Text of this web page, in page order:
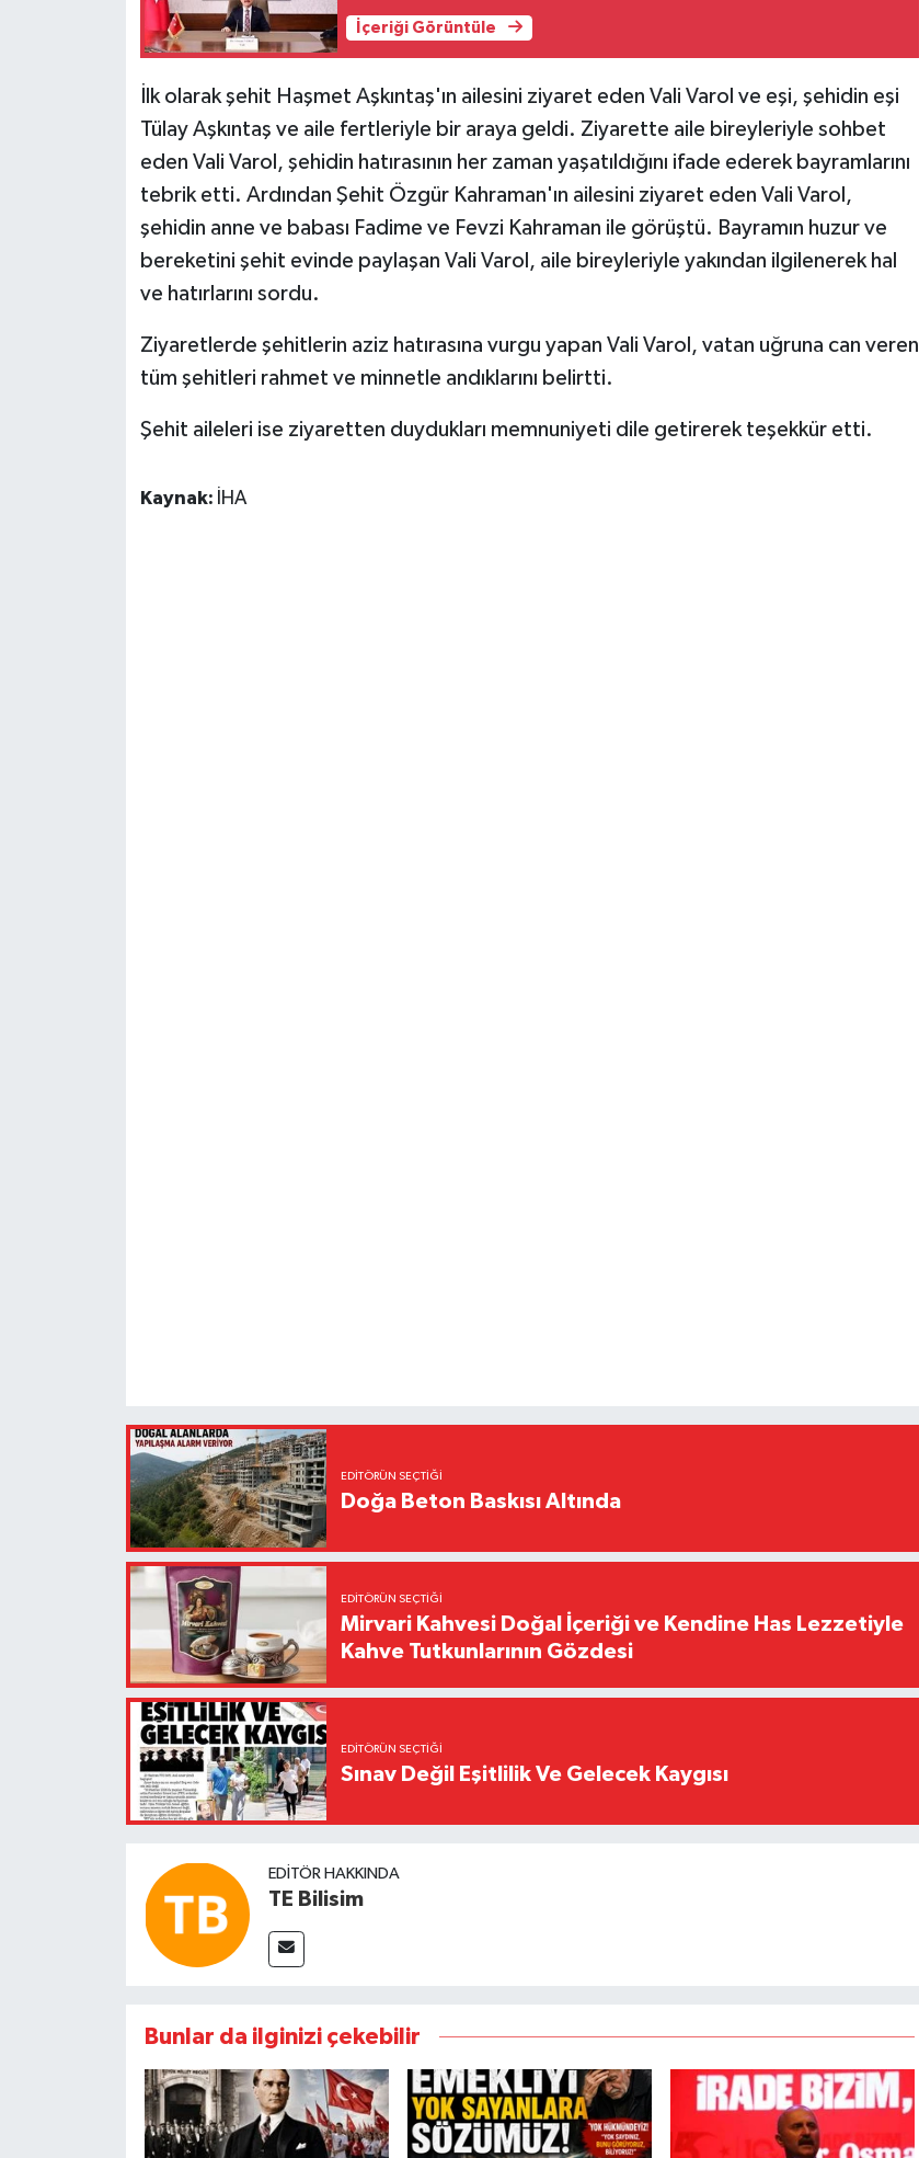
İçeriği Görüntüle
İlk olarak şehit Haşmet Aşkıntaş'ın ailesini ziyaret eden Vali Varol ve eşi, şehidin eşi
Tülay Aşkıntaş ve aile fertleriyle bir araya geldi. Ziyarette aile bireyleriyle sohbet
eden Vali Varol, şehidin hatırasının her zaman yaşatıldığını ifade ederek bayramlarını
tebrik etti. Ardından Şehit Özgür Kahraman'ın ailesini ziyaret eden Vali Varol,
şehidin anne ve babası Fadime ve Fevzi Kahraman ile görüştü. Bayramın huzur ve
bereketini şehit evinde paylaşan Vali Varol, aile bireyleriyle yakından ilgilenerek hal
ve hatırlarını sordu.
Ziyaretlerde şehitlerin aziz hatırasına vurgu yapan Vali Varol, vatan uğruna can veren
tüm şehitleri rahmet ve minnetle andıklarını belirtti.
Şehit aileleri ise ziyaretten duydukları memnuniyeti dile getirerek teşekkür etti.
Kaynak: İHA
EDITÖRÜN SEÇTIĞI
Doğa Beton Baskısı Altında
EDITÖRÜN SEÇTIĞI
Mirvari Kahvesi Doğal İçeriği ve Kendine Has Lezzetiyle
Kahve Tutkunlarının Gözdesi
EDITÖRÜN SEÇTIĞI
Sınav Değil Eşitlilik Ve Gelecek Kaygısı
EDITÖR HAKKINDA
TE Bilisim
Bunlar da ilginizi çekebilir